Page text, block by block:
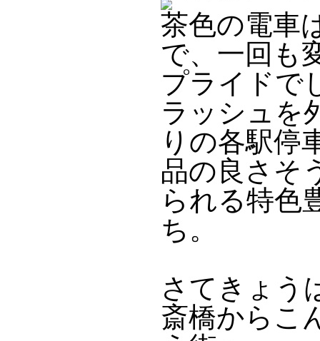
茶色の電車
で、一回も
プライドで
ラッシュを
りの各駅停
品の良さそ
られる特色
ち。
さてきょう
斎橋からこ